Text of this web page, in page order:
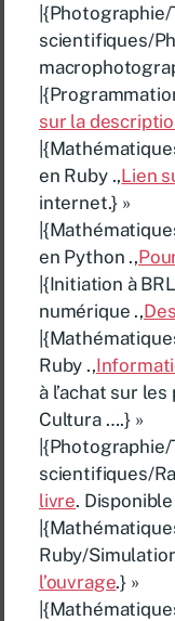
scientifiques/
sur la
en Ruby .,Lien
internet.} »
en Python .,
|{Initiation à
numérique .,
Ruby .,
à l’achat sur
Cultura ….} »
scientifiques/
livre.
Ruby/
l’ouvrage.} »